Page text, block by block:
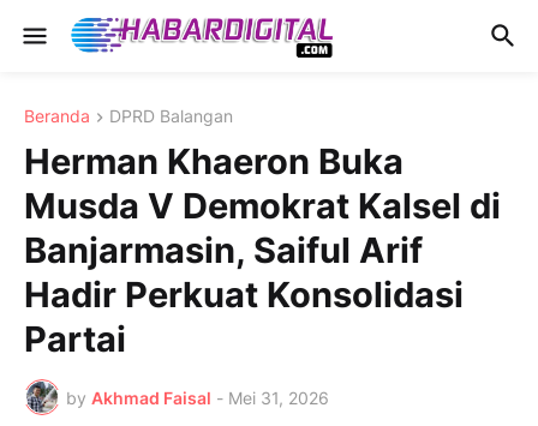
Beranda DPRD Balangan
Herman Khaeron Buka
Musda V Demokrat Kalsel di
Banjarmasin, Saiful Arif
Hadir Perkuat Konsolidasi
Partai
by Akhmad Faisal - Mei 31, 2026